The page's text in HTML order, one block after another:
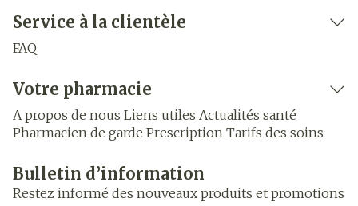
Service à la clientèle
FAQ
Votre pharmacie
A propos de nous Liens utiles Actualités santé
Pharmacien de garde Prescription Tarifs des soins
Bulletin d’information
Restez informé des nouveaux produits et promotions